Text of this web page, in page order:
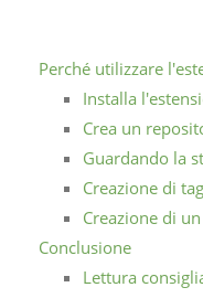
Perché utilizzare
Installa
Crea un
Guardando la
Creazione di tag
Creazione di
Conclusione
Lettura